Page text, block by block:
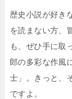
歴史小説が好き
を読まない方、
も、ぜひ手に取
郎の多彩な作風
士」。きっと、
ですよ。